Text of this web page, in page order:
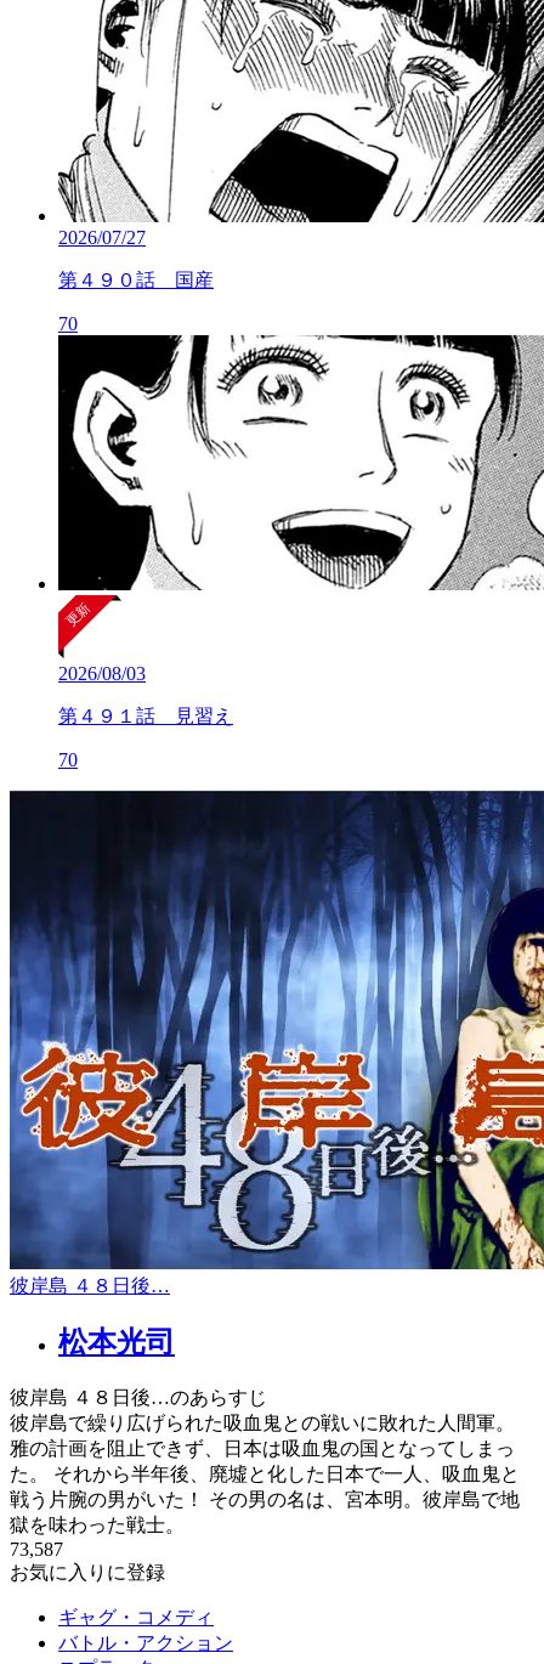
2026/07/27
第４９０話 国産
70
2026/08/03
第４９１話 見習え
70
彼岸島 ４８日後…
松本光司
彼岸島 ４８日後…のあらすじ
彼岸島で繰り広げられた吸血鬼との戦いに敗れた人間軍。
雅の計画を阻止できず、日本は吸血鬼の国となってしまっ
た。 それから半年後、廃墟と化した日本で一人、吸血鬼と
戦う片腕の男がいた！ その男の名は、宮本明。彼岸島で地
獄を味わった戦士。
73,587
お気に入りに登録
ギャグ・コメディ
バトル・アクション